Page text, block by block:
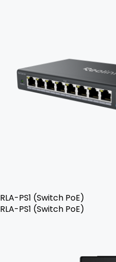
RLA-PS1 (Switch PoE)
RLA-PS1 (Switch PoE)